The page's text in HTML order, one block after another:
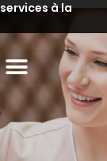
à la